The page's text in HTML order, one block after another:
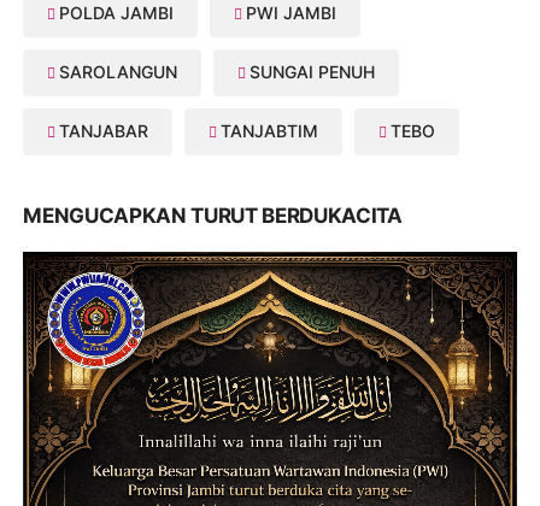
POLDA JAMBI PWI JAMBI
SAROLANGUN SUNGAI PENUH
TANJABAR TANJABTIM TEBO
MENGUCAPKAN TURUT BERDUKACITA